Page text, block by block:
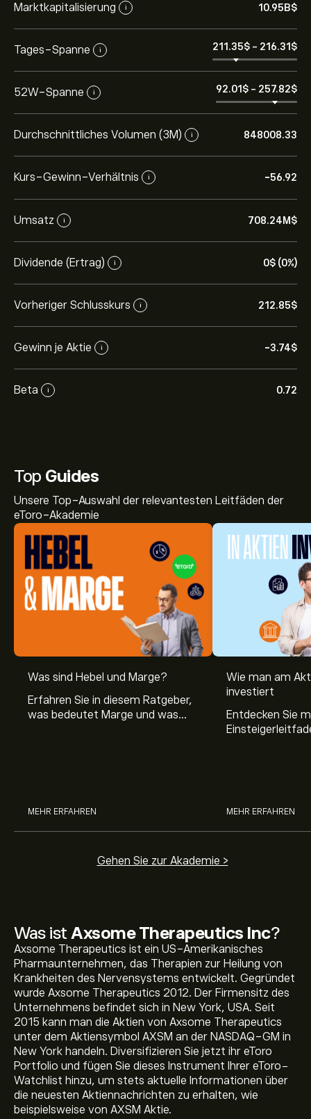
Marktkapitalisierung i 10.95B‎$‎
Tages-Spanne i 211.35‎$‎ - 216.31‎$‎
52W-Spanne i 92.01‎$‎ - 257.82‎$‎
Durchschnittliches Volumen (3M) i 848008.33
Kurs-Gewinn-Verhältnis i -56.92
Umsatz i 708.24M‎$‎
Dividende (Ertrag) i 0‎$‎ (0%)
Vorheriger Schlusskurs i 212.85‎$‎
Gewinn je Aktie i -3.74‎$‎
Beta i 0.72
Was ist Axsome Therapeutics Inc?
Axsome Therapeutics ist ein US-Amerikanisches
Pharmaunternehmen, das Therapien zur Heilung von
Krankheiten des Nervensystems entwickelt. Gegründet
wurde Axsome Therapeutics 2012. Der Firmensitz des
Unternehmens befindet sich in New York, USA. Seit
2015 kann man die Aktien von Axsome Therapeutics
unter dem Aktiensymbol AXSM an der NASDAQ-GM in
New York handeln. Diversifizieren Sie jetzt ihr eToro
Portfolio und fügen Sie dieses Instrument Ihrer eToro-
Watchlist hinzu, um stets aktuelle Informationen über
die neuesten Aktiennachrichten zu erhalten, wie
beispielsweise von AXSM Aktie.
Top Guides
Unsere Top-Auswahl der relevantesten Leitfäden der
eToro-Akademie
Was sind Hebel und Marge?
Erfahren Sie in diesem Ratgeber,
was bedeutet Marge und was
MEHR ERFAHREN
Wie man am
investiert
Entdecken Sie
MEHR ERFAHREN
Gehen Sie zur Akademie >
Aktueller AXSM Aktienkurs liegt bei 212.73‎$‎.